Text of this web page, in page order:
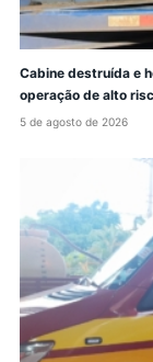
Cabine destruída e
operação de alto
5 de agosto de 2026